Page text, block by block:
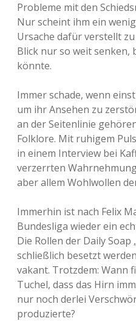
Probleme mit den
Nur scheint ihm ein
Ursache dafür verstellt
Blick nur so weit senken,
könnte.
Immer schade, wenn
um ihr Ansehen zu
an der Seitenlinie
Folklore. Mit ruhigem
in einem Interview bei
verzerrten
aber allem Wohlwollen
Immerhin ist nach Felix
Bundesliga wieder ein
Die Rollen der Daily Soap
schließlich besetzt
vakant. Trotzdem: Wann
Tuchel, dass das Hirn
nur noch derlei
produzierte?